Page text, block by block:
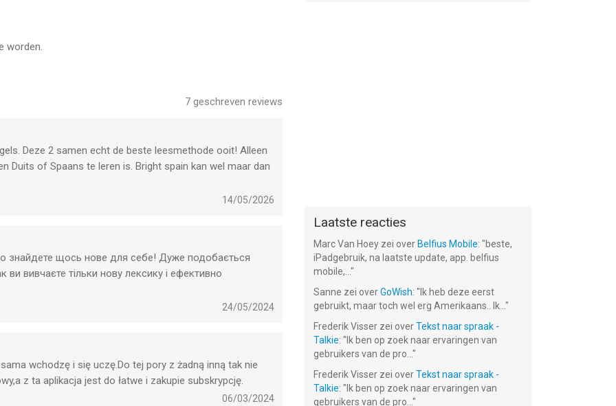
de gebruiker een Bright abonnement aanschaft.
is een app voor iPhone, iPad en iPod touch met iOS
met leeftijden vanaf 4 jaar.
laatst vergeleken op 7 Aug om 19:19.
worden.
7 geschreven reviews
Deze 2 samen echt de beste leesmethode ooit! Alleen
Duits of Spaans te leren is. Bright spain kan wel maar dan
14/05/2026
знайдете щось нове для себе! Дуже подобається
вивчаєте тільки нову лексику і ефективно
24/05/2024
wchodzę i się uczę.Do tej pory z żadną inną tak nie
z ta aplikacja jest do łatwe i zakupie subskrypcję.
06/03/2024
Laatste reacties
Marc Van Hoey zei over Belfius Mobile: "beste,
iPadgebruik, na laatste update, app. belfius
mobile,... "
Sanne zei overGoWish: " Ik heb deze eerst
gebruikt, maar toch wel erg Amerikaans.. Ik... "
Frederik Visser zei overTekst naar spraak -
Talkie: " Ik ben op zoek naar ervaringen van
gebruikers van de pro... "
Frederik Visser zei overTekst naar spraak -
Talkie: " Ik ben op zoek naar ervaringen van
gebruikers van de pro... "